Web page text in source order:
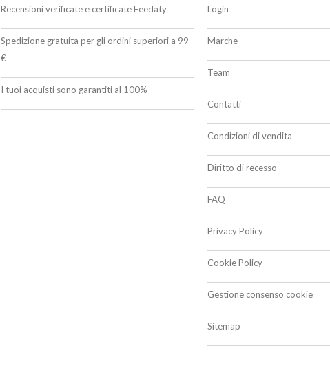
Recensioni verificate e certificate Feedaty
Spedizione gratuita per gli ordini superiori a 99
€
I tuoi acquisti sono garantiti al 100%
Login
Marche
Team
Contatti
Condizioni di vendita
Diritto di recesso
FAQ
Privacy Policy
Cookie Policy
Gestione consenso cookie
Sitemap